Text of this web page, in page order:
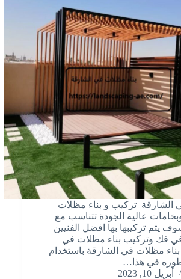
الشارقة تركيب و بناء مظلات
عالية الجودة تتناسب مع
يتم تركيبها بها افضل الفنيين
فك وتركيب بناء مظلات في
بناء مظلات في الشارقة باستخدام
في هذا…
أبريل 10, 2023